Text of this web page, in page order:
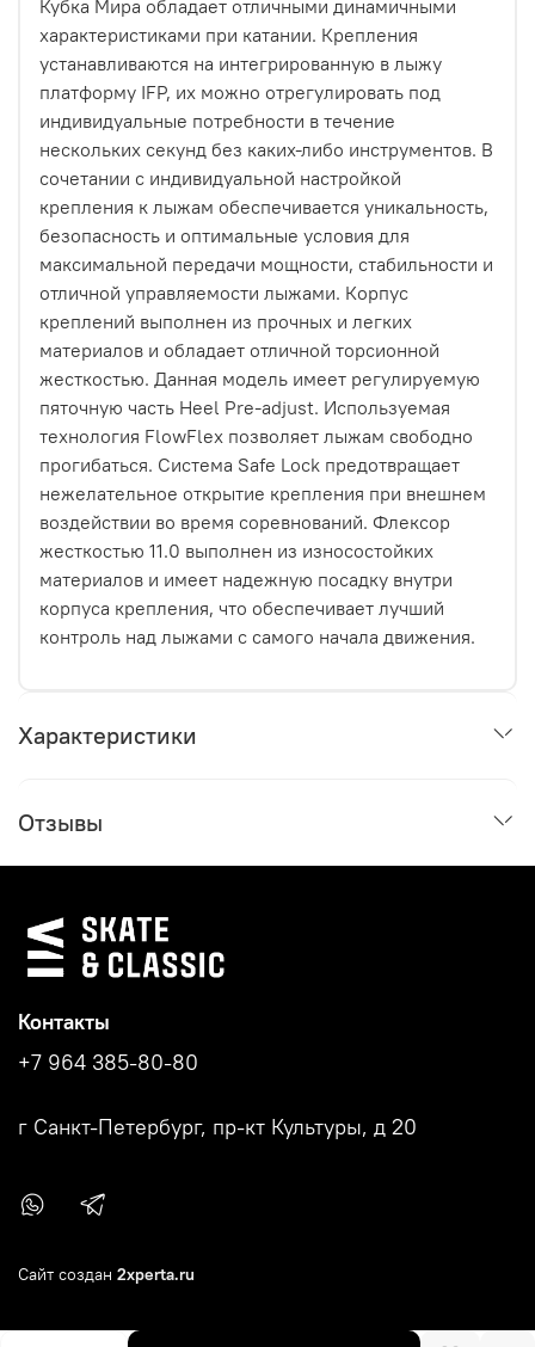
Кубка Мира обладает отличными динамичными
характеристиками при катании. Крепления
устанавливаются на интегрированную в лыжу
платформу IFP, их можно отрегулировать под
индивидуальные потребности в течение
нескольких секунд без каких-либо инструментов. В
сочетании с индивидуальной настройкой
крепления к лыжам обеспечивается уникальность,
безопасность и оптимальные условия для
максимальной передачи мощности, стабильности и
отличной управляемости лыжами. Корпус
креплений выполнен из прочных и легких
материалов и обладает отличной торсионной
жесткостью. Данная модель имеет регулируемую
пяточную часть Heel Pre-adjust. Используемая
технология FlowFlex позволяет лыжам свободно
прогибаться. Система Safe Lock предотвращает
нежелательное открытие крепления при внешнем
воздействии во время соревнований. Флексор
жесткостью 11.0 выполнен из износостойких
материалов и имеет надежную посадку внутри
корпуса крепления, что обеспечивает лучший
контроль над лыжами с самого начала движения.
Характеристики
Отзывы
Контакты
+7 964 385-80-80
г Санкт-Петербург, пр-кт Культуры, д 20
Сайт создан 2xperta.ru